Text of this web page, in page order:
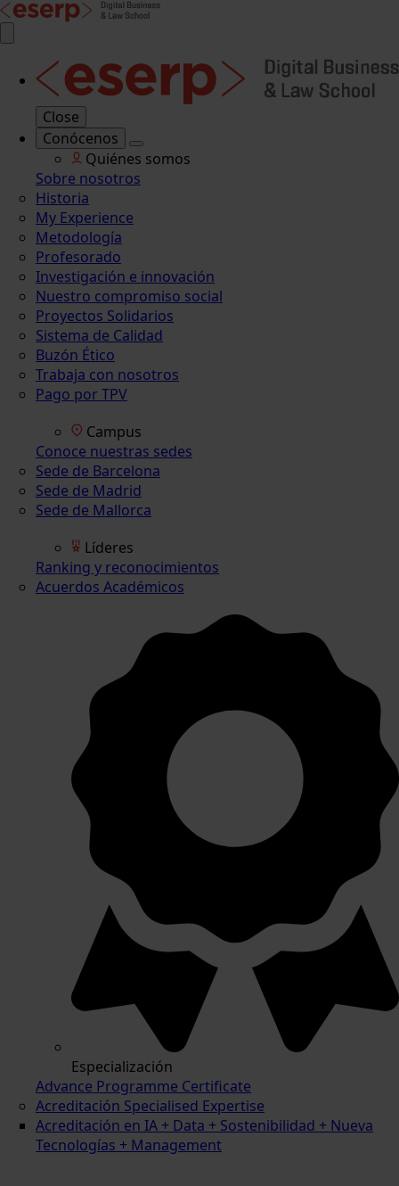
Close
Conócenos
Quiénes somos
Sobre nosotros
Historia
My Experience
Metodología
Profesorado
Investigación e innovación
Nuestro compromiso social
Proyectos Solidarios
Sistema de Calidad
Buzón Ético
Trabaja con nosotros
Pago por TPV
Campus
Conoce nuestras sedes
Sede de Barcelona
Sede de Madrid
Sede de Mallorca
Líderes
Ranking y reconocimientos
Acuerdos Académicos
Especialización
Advance Programme Certificate
Acreditación Specialised Expertise
Acreditación en IA + Data + Sostenibilidad + Nueva
Tecnologías + Management